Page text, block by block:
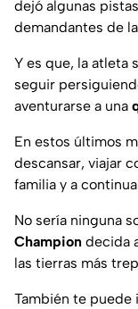
dejó algunas
demandantes de
Y es que, la atleta
seguir
aventurarse a una
En estos últimos
descansar, viajar
familia y a
No sería ninguna
Champion decida
las tierras más
También te puede